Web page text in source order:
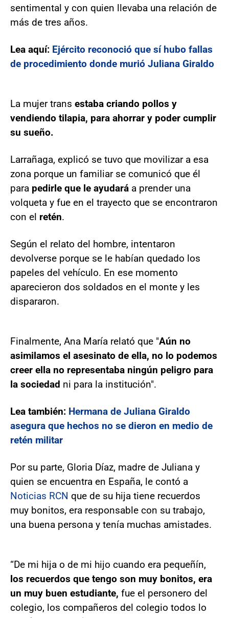
sentimental y con quien llevaba una relación de
más de tres años.
Lea aquí: Ejército reconoció que sí hubo fallas
de procedimiento donde murió Juliana Giraldo
La mujer trans estaba criando pollos y
vendiendo tilapia, para ahorrar y poder cumplir
su sueño.
Larrañaga, explicó se tuvo que movilizar a esa
zona porque un familiar se comunicó que él
para pedirle que le ayudará a prender una
volqueta y fue en el trayecto que se encontraron
con el retén.
Según el relato del hombre, intentaron
devolverse porque se le habían quedado los
papeles del vehículo. En ese momento
aparecieron dos soldados en el monte y les
dispararon.
Finalmente, Ana María relató que "Aún no
asimilamos el asesinato de ella, no lo podemos
creer ella no representaba ningún peligro para
la sociedad ni para la institución".
Lea también: Hermana de Juliana Giraldo
asegura que hechos no se dieron en medio de
retén militar
Por su parte, Gloria Díaz, madre de Juliana y
quien se encuentra en España, le contó a
Noticias RCN que de su hija tiene recuerdos
muy bonitos, era responsable con su trabajo,
una buena persona y tenía muchas amistades.
“De mi hija o de mi hijo cuando era pequeñín,
los recuerdos que tengo son muy bonitos, era
un muy buen estudiante, fue el personero del
colegio, los compañeros del colegio todos lo